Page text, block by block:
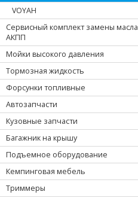
VOYAH
Сервисный комплект замены масла
АКПП
Мойки высокого давления
Тормозная жидкость
Форсунки топливные
Автозапчасти
Кузовные запчасти
Багажник на крышу
Подъемное оборудование
Кемпинговая мебель
Триммеры